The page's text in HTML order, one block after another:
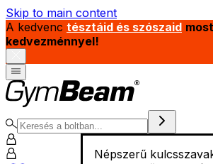
Skip to main content
A kedvenc tésztáid és szószaid
kedvezménnyel!
Népszerű